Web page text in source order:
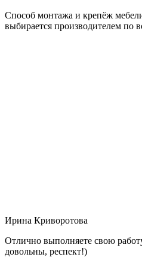
Способ монтажа и крепёж
выбирается производителем по
Ирина Криворотова
Отлично выполняете свою
довольны, респект!)